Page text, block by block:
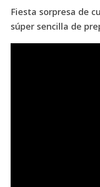
Fiesta sorpresa de
súper sencilla de